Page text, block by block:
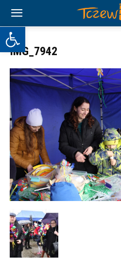
Otwórz pasek narzędzi
IMG_7942